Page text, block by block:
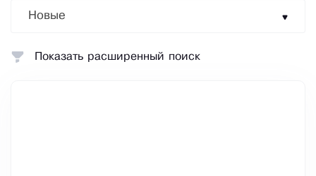
Новые
Показать расширенный поиск